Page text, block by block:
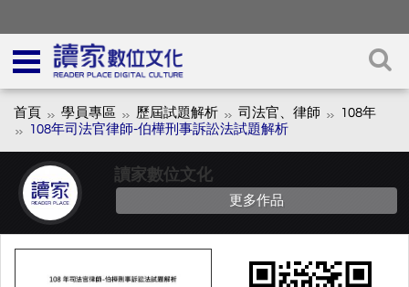
首頁 學員專區 歷屆試題解析 司法官、律師
108年
108年司法官律師-伯樺刑事訴訟法試題解析
讀家數位文化
更多作品